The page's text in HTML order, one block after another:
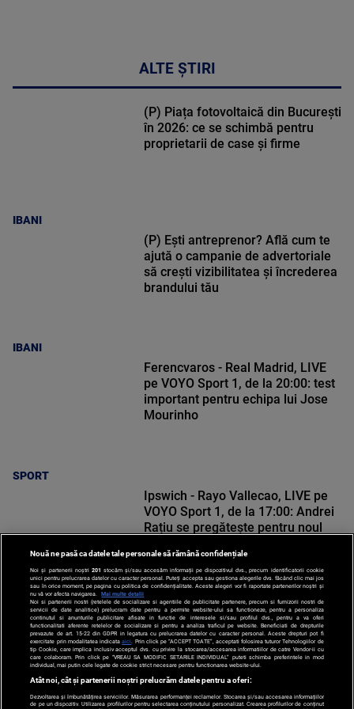
ALTE ȘTIRI
IBANI
(P) Piața fotovoltaică din București
în 2026: ce se schimbă pentru
proprietarii de case și firme
IBANI
(P) Ești antreprenor? Află cum te
ajută o campanie de advertoriale
să crești vizibilitatea și încrederea
brandului tău
SPORT
Ferencvaros - Real Madrid, LIVE
pe VOYO Sport 1, de la 20:00: test
important pentru echipa lui Jose
Mourinho
SPORT
Ipswich - Rayo Vallecao, LIVE pe
VOYO Sport 1, de la 17:00: Andrei
Rațiu se pregătește pentru noul
Nouă ne pasă ca datele tale personale să rămână confidențiale
Noi și partenerii noștri 201 stocăm și/sau accesăm informații pe dispozitivul dvs., precum identificatorii cookie
unici pentru prelucrarea datelor cu caracter personal. Puteți accepta sau gestiona alegerile dvs. făcând clic mai jos
sau în orice moment, pe pagina cu politica de confidențialitate. Aceste alegeri vor fi raportate partenerilor noștri și
nu vă vor afecta navigarea.
Mai multe detalii
Noi si partenerii nostri (retelele de socializare si agentiile de publicitate partenere, precum si furnizorii nostri de
servicii de date analitice) prelucram date pentru a permite website-ului sa functioneze, pentru a personaliza
continutul si anunturile publicitare afisate in functie de interesele si/sau profilul dvs., pentru a va oferi
functionalitati aferente retelelor de socializare si pentru a analiza traficul pe website. Beneficiati de drepturile
prevazute de art. 15-22 din GDPR in legatura cu prelucrarea datelor cu caracter personal. Aceste drepturi pot fi
exercitate prin modalitatea indicataaici . Prin click pe “ACCEPT TOATE”, acceptati folosirea tuturor Tehnologiilor de
tip Cookie, care implica inclusiv acceptul dvs. cu privire la stocarea/accesarea informatiilor de catre Vendor-ii cu
care colaboram. Prin click pe “VREAU SA MODIFIC SETARILE INDIVIDUAL” puteti schimba preferintele in mod
individual, mai putin cele legate de cookie strict necesare pentru functionarea website-ului.
Atât noi, cât și partenerii noștri prelucrăm datele pentru a oferi:
Dezvoltarea și îmbunătățirea serviciilor. Măsurarea performanței reclamelor. Stocarea și/sau accesarea informațiilor
de pe un dispozitiv. Utilizarea profilurilor pentru selectarea conținutului personalizat. Crearea profilurilor de conținut